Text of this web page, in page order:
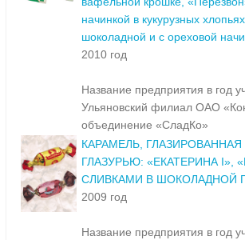
начинкой в кукурузных
шоколадной и с ореховой
2010 год
Название предприятия в год
Ульяновский филиал ОАО
объединение «СладКо»
КАРАМЕЛЬ,
ГЛАЗУРЬЮ: «ЕКАТЕРИНА I»,
СЛИВКАМИ В ШОКОЛАДНОЙ
2009 год
Название предприятия в год